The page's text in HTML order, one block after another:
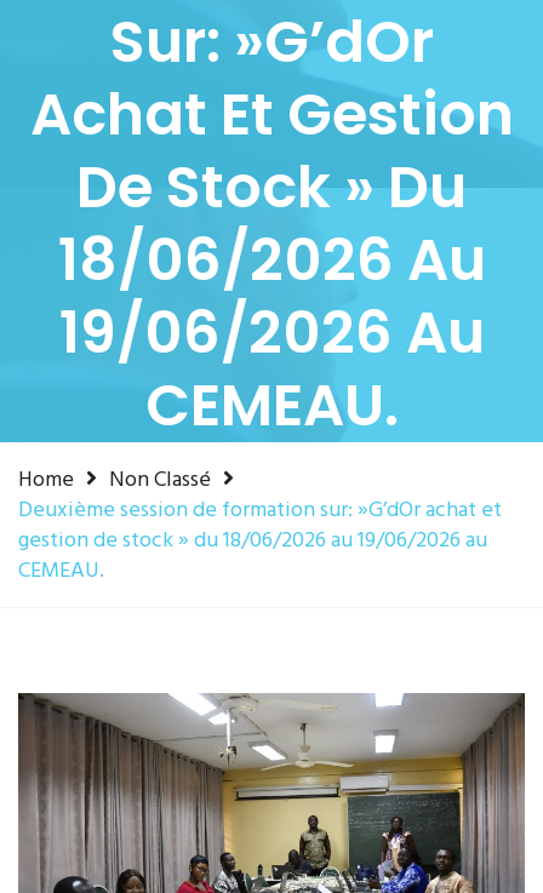
Sur: »G’dOr
Achat Et Gestion
De Stock » Du
18/06/2026 Au
19/06/2026 Au
CEMEAU.
Home
Non Classé
Deuxième session de formation sur: »G’dOr achat et
gestion de stock » du 18/06/2026 au 19/06/2026 au
CEMEAU.